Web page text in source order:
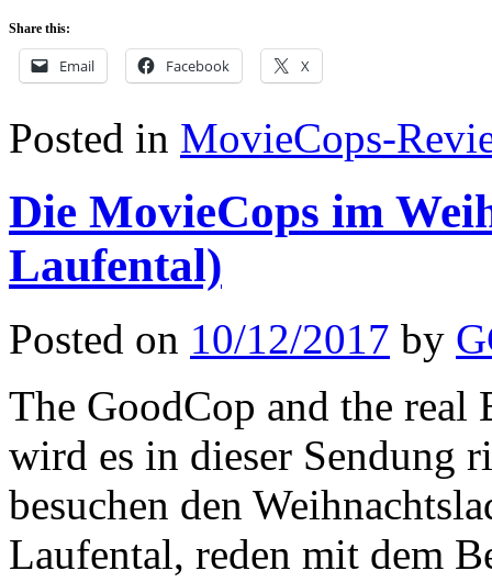
Share this:
Email Facebook X
Posted in MovieCops-
Die MovieCops im
Laufental)
Posted on 10/12/2017 by
The GoodCop and the
wird es in dieser Sendung
besuchen den
Laufental, reden mit dem